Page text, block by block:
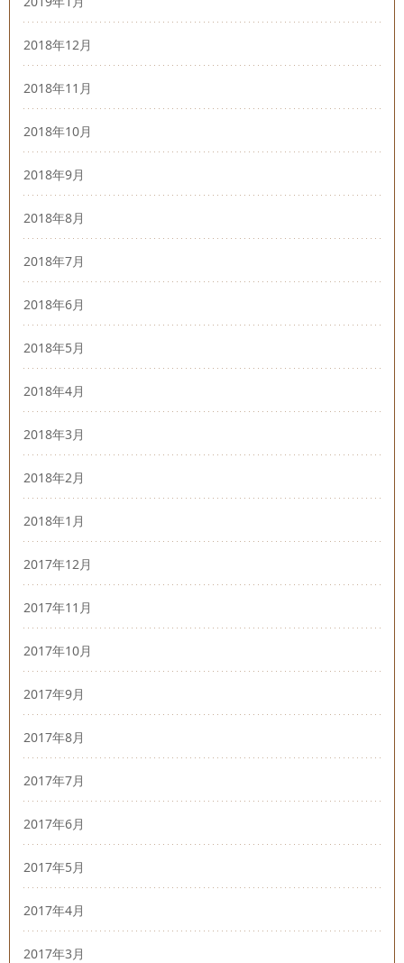
2018年12月
2018年11月
2018年10月
2018年9月
2018年8月
2018年7月
2018年6月
2018年5月
2018年4月
2018年3月
2018年2月
2018年1月
2017年12月
2017年11月
2017年10月
2017年9月
2017年8月
2017年7月
2017年6月
2017年5月
2017年4月
2017年3月